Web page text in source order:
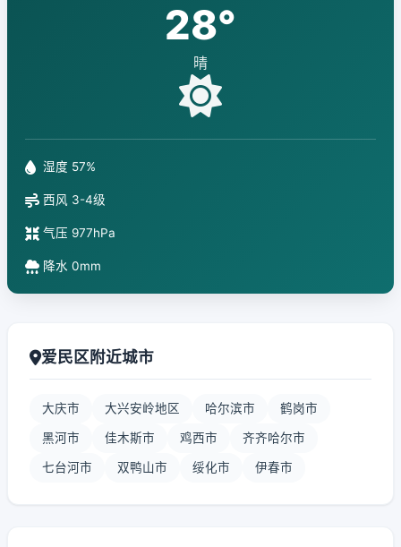
28°
晴
湿度 57%
西风 3-4级
气压 977hPa
降水 0mm
爱民区附近城市
大庆市 大兴安岭地区 哈尔滨市 鹤岗市
黑河市 佳木斯市 鸡西市 齐齐哈尔市
七台河市 双鸭山市 绥化市 伊春市